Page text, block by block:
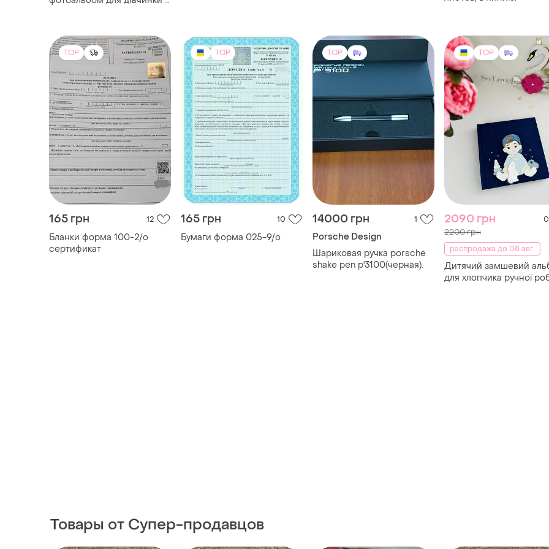
TOP
165 грн 12
Бланки форма 100-2/о
сертификат
TOP
165 грн 10
Бумаги форма 025-9/о
TOP
14000 грн 1
Porsche Design
Шариковая ручка porsche
shake pen p'3100(черная).
TOP
2090 грн 0
2200 грн
распродажа до 08 авг.
Дитячий замшевий
для хлопчика ручної
Товары от Супер-продавцов